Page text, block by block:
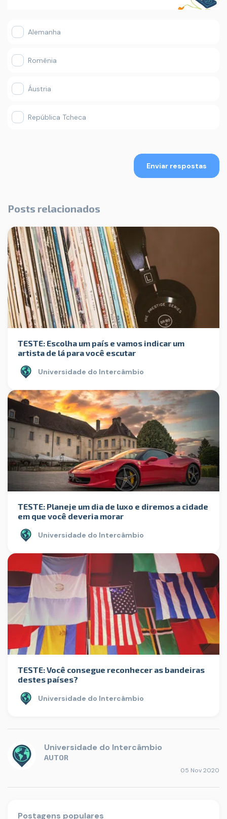
Alemanha
Romênia
Áustria
República Tcheca
Enviar respostas
Posts relacionados
TESTE: Escolha um país e vamos indicar um
artista de lá para você escutar
Universidade do Intercâmbio
TESTE: Planeje um dia de luxo e diremos a cidade
em que você deveria morar
Universidade do Intercâmbio
TESTE: Você consegue reconhecer as bandeiras
destes países?
Universidade do Intercâmbio
Universidade do Intercâmbio
AUTOR
05 Nov 2020
Postagens populares